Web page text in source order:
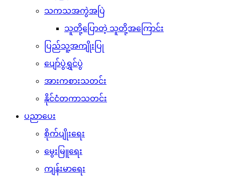
သကသအကွဲအပြဲ
သူတို့ပြောတဲ့ သူတို့အကြောင်း
ပြည်သူ့အကျိုးပြု
ပျော်ပွဲရွှင်ပွဲ
အားကစားသတင်း
နိုင်ငံတကာသတင်း
ပညာပေး
စိုက်ပျိုးရေး
မွေးမြူရေး
ကျန်းမာရေး